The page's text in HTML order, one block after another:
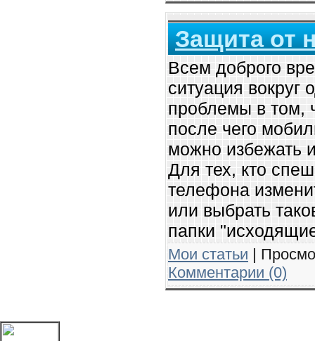
Защита от
Всем доброго
ситуация
проблемы в том,
после чего
можно избежать
Для тех, кто
телефона
или выбрать
папки
Мои статьи |
Комментарии (0)